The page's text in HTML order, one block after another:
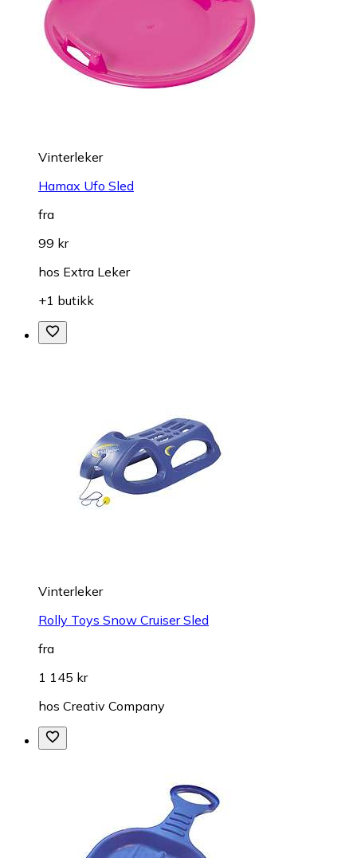
Vinterleker
Hamax Ufo Sled
fra
99 kr
hos Extra Leker
+1 butikk
Vinterleker
Rolly Toys Snow Cruiser Sled
fra
1 145 kr
hos Creativ Company